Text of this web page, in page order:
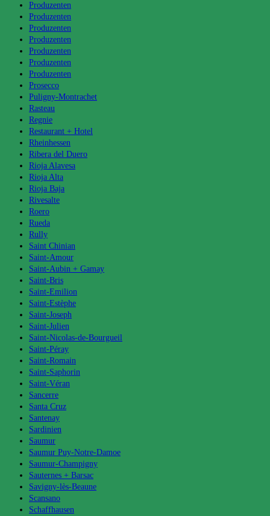
Produzenten
Produzenten
Produzenten
Produzenten
Produzenten
Produzenten
Produzenten
Prosecco
Puligny-Montrachet
Rasteau
Regnie
Restaurant + Hotel
Rheinhessen
Ribera del Duero
Rioja Alavesa
Rioja Alta
Rioja Baja
Rivesalte
Roero
Rueda
Rully
Saint Chinian
Saint-Amour
Saint-Aubin + Gamay
Saint-Bris
Saint-Emilion
Saint-Estèphe
Saint-Joseph
Saint-Julien
Saint-Nicolas-de-Bourgueil
Saint-Péray
Saint-Romain
Saint-Saphorin
Saint-Véran
Sancerre
Santa Cruz
Santenay
Sardinien
Saumur
Saumur Puy-Notre-Damoe
Saumur-Champigny
Sauternes + Barsac
Savigny-lès-Beaune
Scansano
Schaffhausen